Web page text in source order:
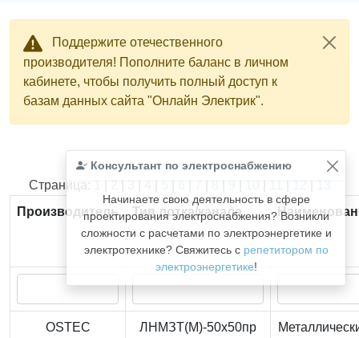
Поддержите отечественного
производителя! Пополните баланс в личном
кабинете, чтобы получить полный доступ к
базам данных сайта "Онлайн Электрик".
Консультант по электроснабжению
Начинаете свою деятельность в сфере
проектирования электроснабжения? Возникли
сложности с расчетами по электроэнергетике и
электротехнике? Свяжитесь с репетитором по
электроэнергетике!
Найдено366из366записей.
Страница: 1 | 2 | 3 | 4 | 5 | 6 | 7 | 8 | 9 | 10 | 11 | 12 | 13
Производитель
Тип лотка/канала
OSTEC ЛНМЗТ(М)-50x50пр